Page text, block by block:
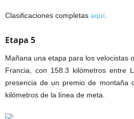
Clasificaciones completas aquí
Etapa 5
Mañana una etapa para los velocistas
Francia, con 158.3 kilómetros entre
presencia de un premio de montaña
kilómetros de la línea de meta.